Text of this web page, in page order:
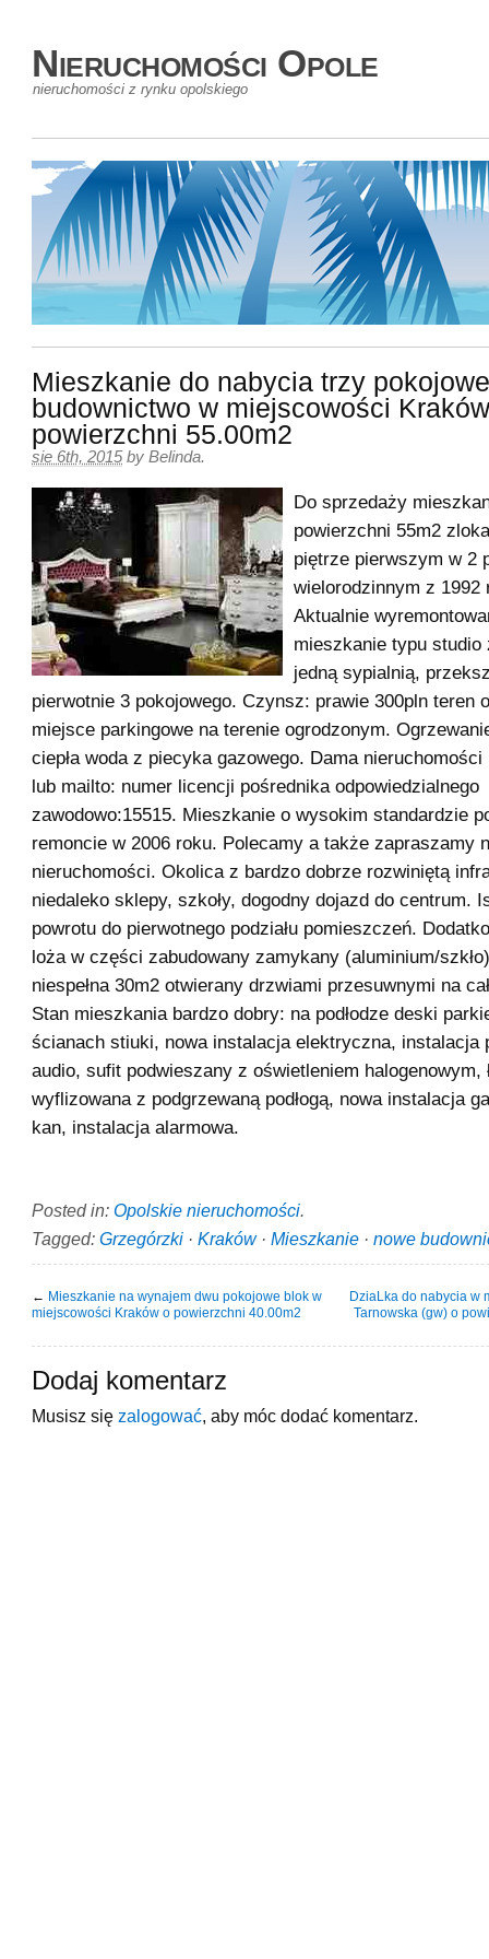
Nieruchomości Opole
nieruchomości z rynku opolskiego
Mieszkanie do nabycia trzy
budownictwo w miejscowości
powierzchni 55.00m2
sie 6th, 2015 by Belinda.
Do sprzedaży
powierzchni 55m2
piętrze pierwszym w 2
wielorodzinnym z 1992
Aktualnie
mieszkanie typu studio
jedną sypialnią,
pierwotnie 3 pokojowego. Czynsz: prawie 300pln teren
miejsce parkingowe na terenie ogrodzonym.
ciepła woda z piecyka gazowego. Dama nieruchomości
lub mailto: numer licencji pośrednika odpowiedzialnego
zawodowo:15515. Mieszkanie o wysokim standardzie
remoncie w 2006 roku. Polecamy a także zapraszamy
nieruchomości. Okolica z bardzo dobrze rozwiniętą
niedaleko sklepy, szkoły, dogodny dojazd do centrum.
powrotu do pierwotnego podziału pomieszczeń.
loża w części zabudowany zamykany (aluminium/
niespełna 30m2 otwierany drzwiami przesuwnymi na
Stan mieszkania bardzo dobry: na podłodze deski
ścianach stiuki, nowa instalacja elektryczna, instalacja
audio, sufit podwieszany z oświetleniem halogenowym,
wyflizowana z podgrzewaną podłogą, nowa instalacja
kan, instalacja alarmowa.
Posted in: Opolskie nieruchomości.
Tagged: Grzegórzki · Kraków· Mieszkanie · nowe
← Mieszkanie na wynajem dwu pokojowe blok w
miejscowości Kraków o powierzchni 40.00m2
DziaLka do nabycia w
Tarnowska (gw) o
Dodaj komentarz
Musisz się zalogować , aby móc dodać komentarz.